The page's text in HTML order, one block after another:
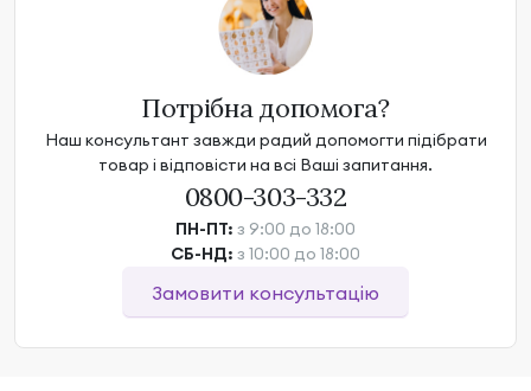
Потрібна допомога?
Наш консультант завжди радий допомогти підібрати
товар і відповісти на всі Ваші запитання.
0800-303-332
ПН-ПТ: з 9:00 до 18:00
СБ-НД: з 10:00 до 18:00
Замовити консультацію